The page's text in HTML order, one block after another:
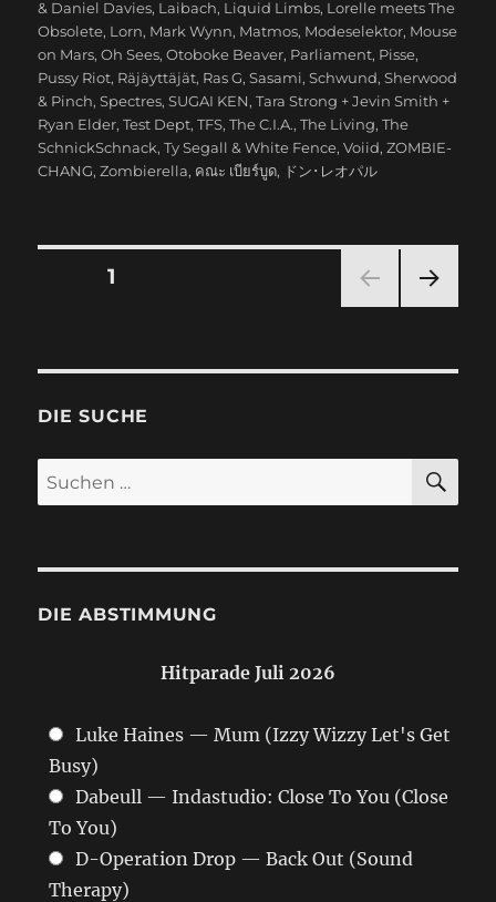
& Daniel Davies, Laibach, Liquid Limbs, Lorelle meets The
Obsolete, Lorn, Mark Wynn, Matmos, Modeselektor, Mouse
on Mars,Oh Sees,Otoboke Beaver, Parliament, Pisse,
Pussy Riot, Räjäyttäjät, Ras G,Sasami,Schwund,Sherwood
& Pinch,Spectres,SUGAI KEN,Tara Strong + Jevin Smith +
Ryan Elder,Test Dept,TFS,The C.I.A.,The Living,The
SchnickSchnack,Ty Segall & White Fence,Voiid,ZOMBIE-
CHANG,Zombierella, คณะ เบียร์บูด, ドン･レオパル
Seitennummerierung
Beiträge
1
E
DIE SUCHE
Suchen
nach:
DIE ABSTIMMUNG
Hitparade Juli 2026
Luke Haines — Mum (Izzy Wizzy Let's Get
Busy)
Dabeull — Indastudio: Close To You (Close
To You)
D-Operation Drop — Back Out (Sound
Therapy)